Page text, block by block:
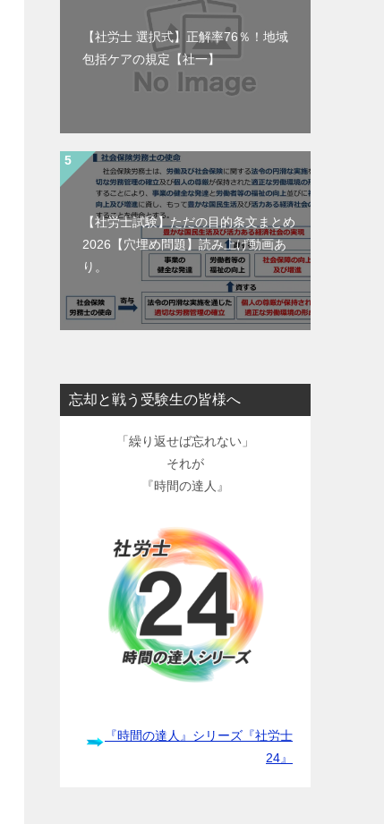
【社労士 選択式】正解率76％！地域
包括ケアの規定【社一】
【社労士試験】ただの目的条文まとめ
2026【穴埋め問題】読み上げ動画あ
り。
忘却と戦う受験生の皆様へ
「繰り返せば忘れない」
それが
『時間の達人』
『時間の達人』シリーズ『社労士
24』